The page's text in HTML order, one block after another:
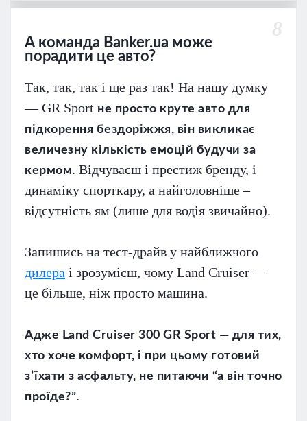
А команда Banker.ua може
порадити це авто?
Так, так, так і ще раз так! На нашу думку
— GR Sport не просто круте авто для
підкорення бездоріжжя, він викликає
величезну кількість емоцій будучи за
кермом. Відчуваєш і престиж бренду, і
динаміку спорткару, а найголовніше –
відсутність ям (лише для водія звичайно).
Запишись на тест-драйв у найближчого
дилера і зрозумієш, чому Land Cruiser —
це більше, ніж просто машина.
Адже Land Cruiser 300 GR Sport — для тих,
хто хоче комфорт, і при цьому готовий
з’їхати з асфальту, не питаючи “а він точно
проїде?”.